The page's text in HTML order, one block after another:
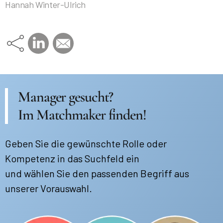
Hannah Winter-Ulrich
Manager gesucht?
Im Matchmaker finden!
Geben Sie die gewünschte Rolle oder
Kompetenz in das Suchfeld ein
und wählen Sie den passenden Begriff aus
unserer Vorauswahl.